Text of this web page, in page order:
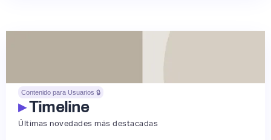
Contenido para Usuarios 🔒
▸Timeline
Últimas novedades más destacadas